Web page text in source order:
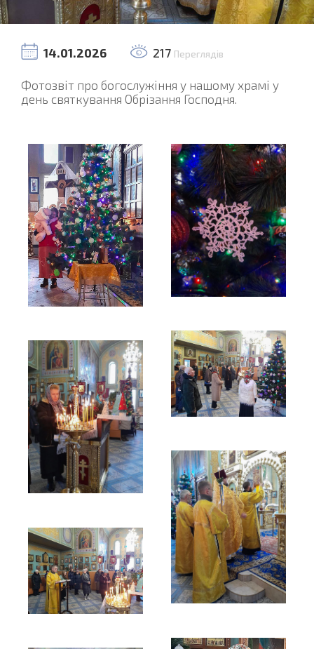
14.01.2026 217 Переглядів
Фотозвіт про богослужіння у нашому храмі у
день святкування Обрізання Господня.